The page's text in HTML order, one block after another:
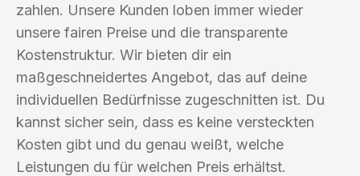
zahlen. Unsere Kunden loben immer wieder
unsere fairen Preise und die transparente
Kostenstruktur. Wir bieten dir ein
maßgeschneidertes Angebot, das auf deine
individuellen Bedürfnisse zugeschnitten ist. Du
kannst sicher sein, dass es keine versteckten
Kosten gibt und du genau weißt, welche
Leistungen du für welchen Preis erhältst.